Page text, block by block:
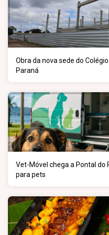
Obra da nova sede do
Paraná
Vet-Móvel chega a Pontal
para pets